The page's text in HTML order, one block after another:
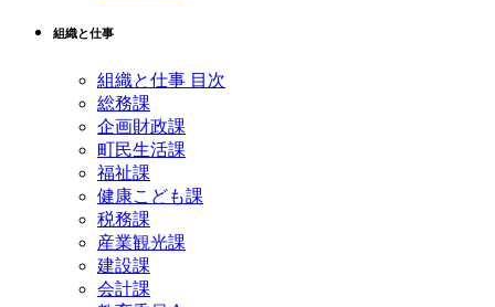
組織と仕事
組織と仕事 目次
総務課
企画財政課
町民生活課
福祉課
健康こども課
税務課
産業観光課
建設課
会計課